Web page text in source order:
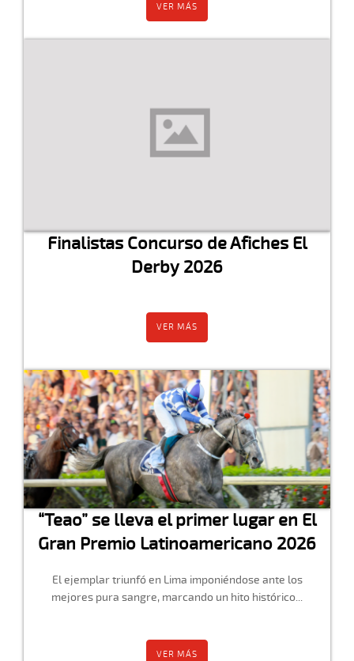
VER MÁS
Finalistas Concurso de Afiches El
Derby 2026
VER MÁS
“Teao” se lleva el primer lugar en El
Gran Premio Latinoamericano 2026
El ejemplar triunfó en Lima imponiéndose ante los
mejores pura sangre, marcando un hito histórico...
VER MÁS